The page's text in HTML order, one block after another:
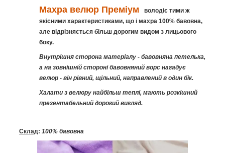
Махра велюр Преміум
володіє тими ж
якісними характеристиками, що і махра 100% бавовна,
але відрізняється більш дорогим видом з лицьового
боку.
Внутрішня сторона матеріалу - бавовняна петелька,
а на зовнішній стороні бавовняний ворс нагадує
велюр - він рівний, щільний, направлений в один бік.
Халати з велюру найбільш теплі, мають розкішний
презентабельний дорогий вигляд.
Склад: 100% бавовна